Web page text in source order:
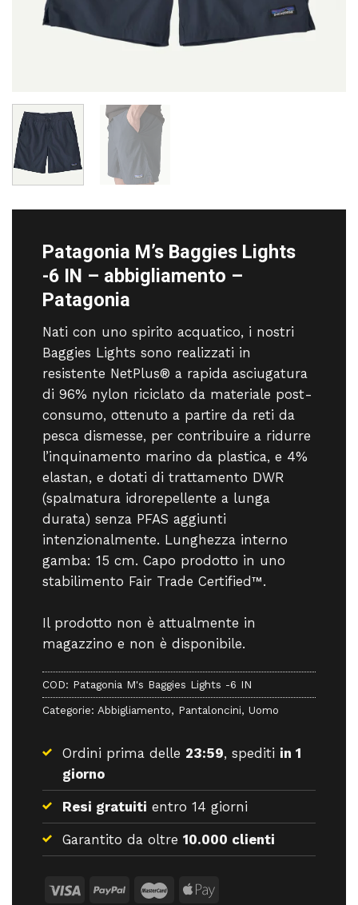
Patagonia M’s Baggies Lights
-6 IN – abbigliamento –
Patagonia
Nati con uno spirito acquatico, i nostri
Baggies Lights sono realizzati in
resistente NetPlus® a rapida asciugatura
di 96% nylon riciclato da materiale post-
consumo, ottenuto a partire da reti da
pesca dismesse, per contribuire a ridurre
l’inquinamento marino da plastica, e 4%
elastan, e dotati di trattamento DWR
(spalmatura idrorepellente a lunga
durata) senza PFAS aggiunti
intenzionalmente. Lunghezza interno
gamba: 15 cm. Capo prodotto in uno
stabilimento Fair Trade Certified™.
Il prodotto non è attualmente in
magazzino e non è disponibile.
COD: Patagonia M's Baggies Lights -6 IN
Categorie: Abbigliamento, Pantaloncini, Uomo
Ordini prima delle 23:59, spediti in 1
giorno
Resi gratuiti entro 14 giorni
Garantito da oltre 10.000 clienti